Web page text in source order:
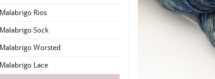
Malabrigo Rios
Malabrigo Sock
Malabrigo Worsted
Malabrigo Lace